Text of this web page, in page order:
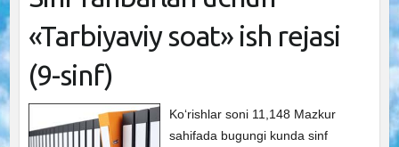
«Tarbiyaviy soat» ish rejasi
(9-sinf)
Ko‘rishlar soni 11,148 Mazkur
sahifada bugungi kunda sinf